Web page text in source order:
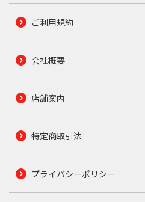
ご利用規約
会社概要
店舗案内
特定商取引法
プライバシーポリシー